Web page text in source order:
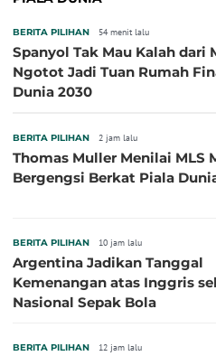
BERITA PILIHAN 54 menit lalu
Spanyol Tak Mau Kalah dari
Ngotot Jadi Tuan Rumah
Dunia 2030
BERITA PILIHAN 2 jam lalu
Thomas Muller Menilai MLS
Bergengsi Berkat Piala
BERITA PILIHAN 10 jam lalu
Argentina Jadikan Tanggal
Kemenangan atas Inggris
Nasional Sepak Bola
BERITA PILIHAN 12 jam lalu